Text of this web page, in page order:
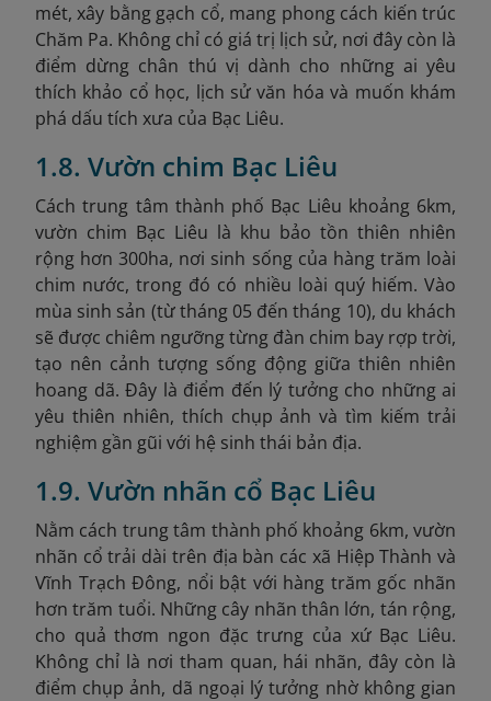
mét, xây bằng gạch cổ, mang phong cách kiến trúc
Chăm Pa. Không chỉ có giá trị lịch sử, nơi đây còn là
điểm dừng chân thú vị dành cho những ai yêu
thích khảo cổ học, lịch sử văn hóa và muốn khám
phá dấu tích xưa của Bạc Liêu.
1.8. Vườn chim Bạc Liêu
Cách trung tâm thành phố Bạc Liêu khoảng 6km,
vườn chim Bạc Liêu là khu bảo tồn thiên nhiên
rộng hơn 300ha, nơi sinh sống của hàng trăm loài
chim nước, trong đó có nhiều loài quý hiếm. Vào
mùa sinh sản (từ tháng 05 đến tháng 10), du khách
sẽ được chiêm ngưỡng từng đàn chim bay rợp trời,
tạo nên cảnh tượng sống động giữa thiên nhiên
hoang dã. Đây là điểm đến lý tưởng cho những ai
yêu thiên nhiên, thích chụp ảnh và tìm kiếm trải
nghiệm gần gũi với hệ sinh thái bản địa.
1.9. Vườn nhãn cổ Bạc Liêu
Nằm cách trung tâm thành phố khoảng 6km, vườn
nhãn cổ trải dài trên địa bàn các xã Hiệp Thành và
Vĩnh Trạch Đông, nổi bật với hàng trăm gốc nhãn
hơn trăm tuổi. Những cây nhãn thân lớn, tán rộng,
cho quả thơm ngon đặc trưng của xứ Bạc Liêu.
Không chỉ là nơi tham quan, hái nhãn, đây còn là
điểm chụp ảnh, dã ngoại lý tưởng nhờ không gian